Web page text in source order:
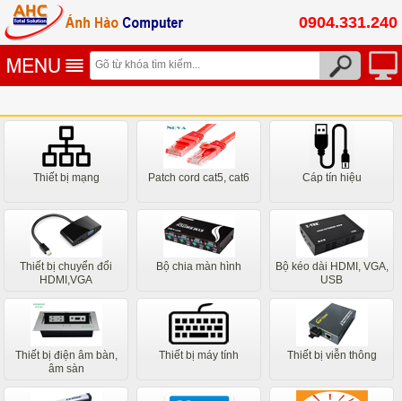
0904.331.240
Thiết bị mạng Patch cord cat5, cat6 Cáp tín hiệu
Thiết bị chuyển đổi
HDMI,VGA
Bộ chia màn hình
Bộ kéo dài HDMI, VGA,
USB
Thiết bị điện âm bàn,
âm sàn
Thiết bị máy tính Thiết bị viễn thông